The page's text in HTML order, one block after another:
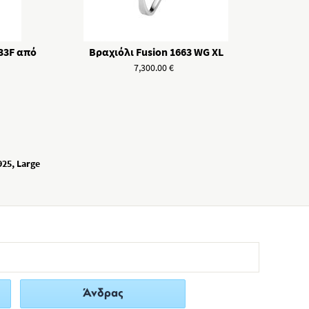
από Βραχιόλι Fusion 1663 WG XL
7,300.00€
Large
Άνδρας